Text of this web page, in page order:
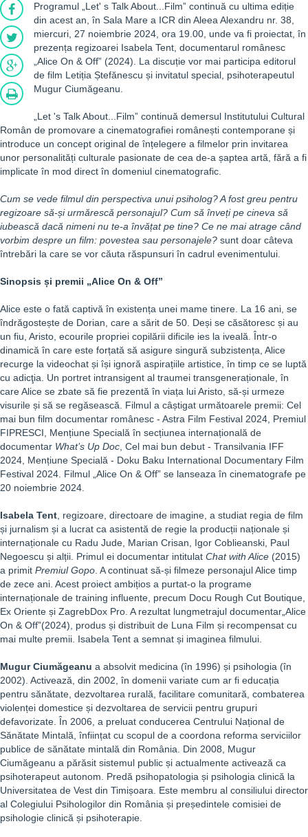
Programul „Let' s Talk About...Film” continuă cu ultima ediție
din acest an, în Sala Mare a ICR din Aleea Alexandru nr. 38,
miercuri, 27 noiembrie 2024, ora 19.00, unde va fi proiectat, în
prezența regizoarei Isabela Tent, documentarul românesc
„Alice On & Off” (2024). La discuție vor mai participa editorul
de film Letiția Ștefănescu și invitatul special, psihoterapeutul
Mugur Ciumăgeanu.
„Let 's Talk About...Film” continuă demersul Institutului Cultural
Român de promovare a cinematografiei românești contemporane și
introduce un concept original de înțelegere a filmelor prin invitarea
unor personalități culturale pasionate de cea de-a șaptea artă, fără a fi
implicate în mod direct în domeniul cinematografic.
Cum se vede filmul din perspectiva unuipsiholog?A fost greu pentru
regizoare să-și urmărescă personajul? Cum să înveți pe cineva să
iubească dacă nimeni nu te-a învățat pe tine? Ce ne mai atrage când
vorbim despre un film: povestea sau personajele? sunt doar câteva
întrebări la care se vor căuta răspunsuri în cadrul evenimentului.
Sinopsis și premii „Alice On & Off”
Alice este o fată captivă în existența unei mame tinere. La 16 ani, se
îndrăgostește de Dorian, care a sărit de 50. Deși se căsătoresc și au
un fiu, Aristo, ecourile propriei copilării dificile ies la iveală. Într-o
dinamică în care este forțată să asigure singură subzistența, Alice
recurge la videochat și își ignoră aspirațiile artistice, în timp ce se luptă
cu adicţia. Un portret intransigent al traumei transgeneraționale, în
care Alice se zbate să fie prezentă în viața lui Aristo, să-și urmeze
visurile și să se regăsească. Filmul a câștigat următoarele premii: Cel
mai bun film documentar românesc - Astra Film Festival 2024, Premiul
FIPRESCI, Mențiune Specială în secțiunea internațională de
documentar What’s Up Doc , Cel mai bun debut - Transilvania IFF
2024, Mențiune Specială - Doku Baku International Documentary Film
Festival 2024. Filmul „Alice On & Off” se lanseaza în cinematografe pe
20 noiembrie 2024.
Isabela Tent , regizoare, directoare de imagine, a studiat regia de film
și jurnalism și a lucrat ca asistentă de regie la producții naționale și
internaționale cu Radu Jude, Marian Crisan, Igor Coblieanski, Paul
Negoescu și alții. Primul ei documentar intitulat Chat with Alice (2015)
a primit Premiul Gopo . A continuat să-și filmeze personajul Alice timp
de zece ani. Acest proiect ambițios a purtat-o la programe
internaționale de training influente, precum Docu Rough Cut Boutique,
Ex Oriente și ZagrebDox Pro. A rezultat lungmetrajul documentar„Alice
On & Off”(2024), produs și distribuit de Luna Film și recompensat cu
mai multe premii. Isabela Tent a semnat și imaginea filmului.
Mugur Ciumăgeanu a absolvit medicina (în 1996) și psihologia (în
2002). Activează, din 2002, în domenii variate cum ar fi educația
pentru sănătate, dezvoltarea rurală, facilitare comunitară, combaterea
violenței domestice și dezvoltarea de servicii pentru grupuri
defavorizate. În 2006, a preluat conducerea Centrului Național de
Sănătate Mintală, înființat cu scopul de a coordona reforma serviciilor
publice de sănătate mintală din România. Din 2008, Mugur
Ciumăgeanu a părăsit sistemul public și actualmente activează ca
psihoterapeut autonom. Predă psihopatologia și psihologia clinică la
Universitatea de Vest din Timișoara. Este membru al consiliului director
al Colegiului Psihologilor din România și președintele comisiei de
psihologie clinică și psihoterapie.